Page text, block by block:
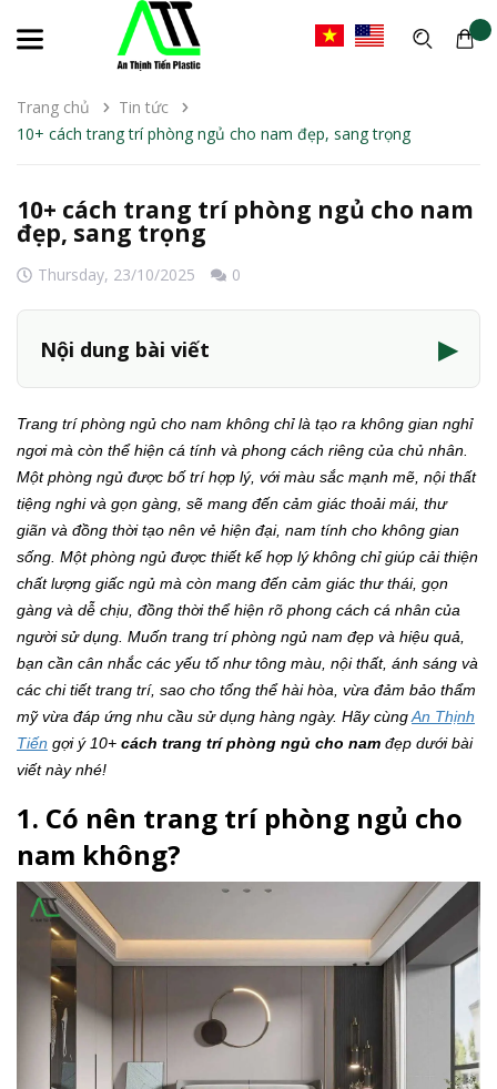
Trang chủ
Tin tức
10+ cách trang trí phòng ngủ cho nam đẹp, sang trọng
10+ cách trang trí phòng ngủ cho nam
đẹp, sang trọng
Thursday, 23/10/2025 0
Nội dung bài viết ▶
Trang trí phòng ngủ cho nam không chỉ là tạo ra không gian nghỉ
ngơi mà còn thể hiện cá tính và phong cách riêng của chủ nhân.
Một phòng ngủ được bố trí hợp lý, với màu sắc mạnh mẽ, nội thất
tiệng nghi và gọn gàng, sẽ mang đến cảm giác thoải mái, thư
giãn và đồng thời tạo nên vẻ hiện đại, nam tính cho không gian
sống. Một phòng ngủ được thiết kế hợp lý không chỉ giúp cải thiện
chất lượng giấc ngủ mà còn mang đến cảm giác thư thái, gọn
gàng và dễ chịu, đồng thời thể hiện rõ phong cách cá nhân của
người sử dụng. Muốn trang trí phòng ngủ nam đẹp và hiệu quả,
bạn cần cân nhắc các yếu tố như tông màu, nội thất, ánh sáng và
các chi tiết trang trí, sao cho tổng thể hài hòa, vừa đảm bảo thẩm
mỹ vừa đáp ứng nhu cầu sử dụng hàng ngày. Hãy cùngAn Thịnh
Tiến gợi ý 10+ cách trang trí phòng ngủ cho nam đẹp dưới bài
viết này nhé!
1. Có nên trang trí phòng ngủ cho
nam không?